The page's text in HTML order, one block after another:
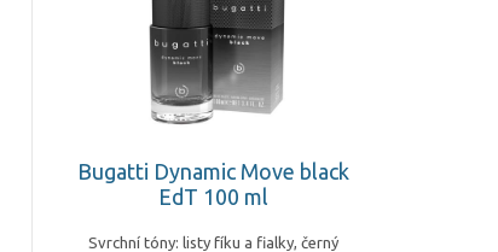
Bugatti Dynamic Move black
EdT 100 ml
Svrchní tóny: listy fíku a fialky, černý